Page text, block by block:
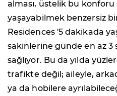
alması, üstelik bu
yaşayabilmek benzersiz
Residences '5 dakikada
sakinlerine günde en az
sağlıyor. Bu da yılda
trafikte değil; aileyle,
ya da hobilere